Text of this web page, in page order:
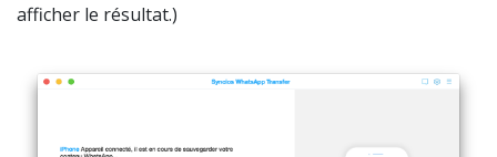
afficher le résultat.)